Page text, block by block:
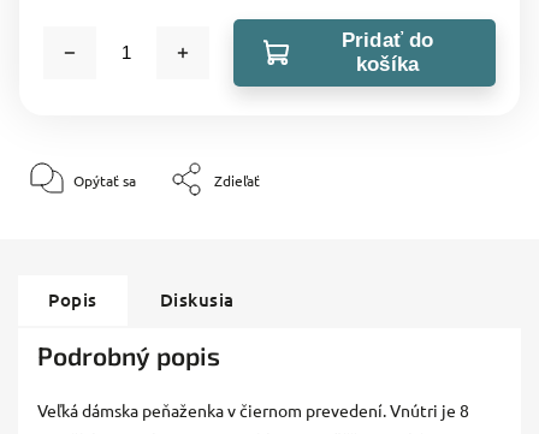
Pridať do
košíka
Opýtať sa Zdieľať
Popis Diskusia
Podrobný popis
Veľká dámska peňaženka v čiernom prevedení. Vnútri je 8